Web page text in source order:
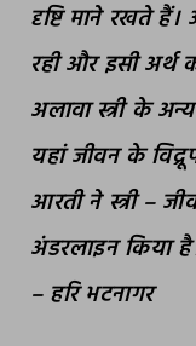
दृष्टि माने रखते हैं।
रही और इसी अर्थ
अलावा स्त्री के
यहां जीवन के
आरती ने स्त्री –
अंडरलाइन किया
– हरि भटनागर